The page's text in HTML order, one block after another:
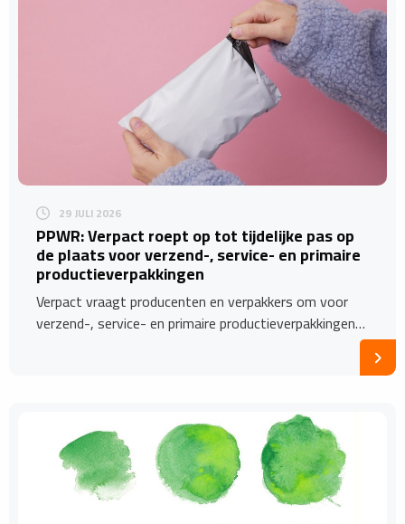
29 JULI 2026
PPWR: Verpact roept op tot tijdelijke pas op
de plaats voor verzend-, service- en primaire
productieverpakkingen
Verpact vraagt producenten en verpakkers om voor
verzend-, service- en primaire productieverpakkingen…